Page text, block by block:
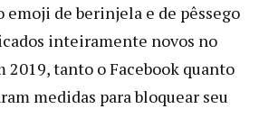
emoji de berinjela e de pêssego
inteiramente novos no
2019, tanto o Facebook quanto
medidas para bloquear seu